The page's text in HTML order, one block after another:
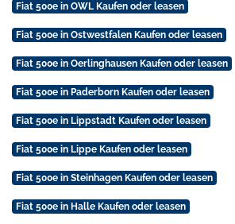
Fiat 500e in OWL Kaufen oder leasen
Fiat 500e in Ostwestfalen Kaufen oder leasen
Fiat 500e in Oerlinghausen Kaufen oder leasen
Fiat 500e in Paderborn Kaufen oder leasen
Fiat 500e in Lippstadt Kaufen oder leasen
Fiat 500e in Lippe Kaufen oder leasen
Fiat 500e in Steinhagen Kaufen oder leasen
Fiat 500e in Halle Kaufen oder leasen